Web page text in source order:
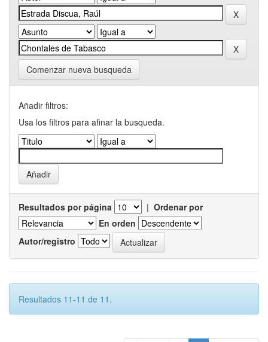
Comenzar nueva busqueda
Añadir filtros:
Usa los filtros para afinar la busqueda.
Resultados por página | Ordenar por
En orden
Autor/registro
Resultados 11-11 de 11.